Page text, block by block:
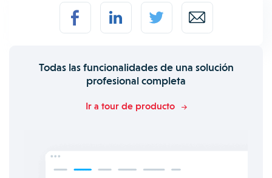
Todas las funcionalidades de una solución
profesional completa
Ir a tour de producto